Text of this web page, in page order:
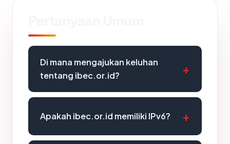
Di mana mengajukan keluhan
tentang ibec.or.id?
Apakah ibec.or.id memiliki IPv6?